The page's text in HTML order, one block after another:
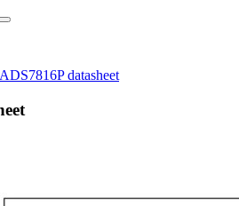
ADS7816P datasheet